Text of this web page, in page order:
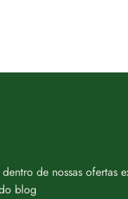
de nossas ofertas
blog